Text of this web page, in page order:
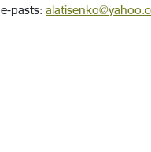
e-pasts: